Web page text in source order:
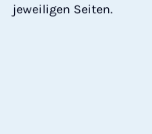
jeweiligen Seiten.